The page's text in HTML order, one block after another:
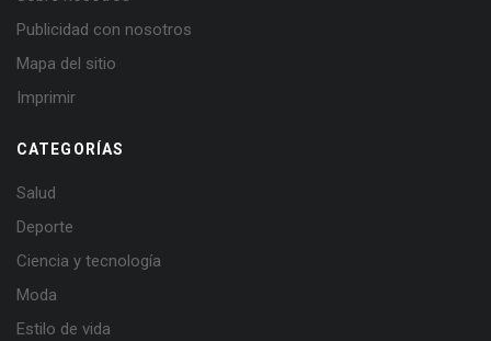
Publicidad con nosotros
Mapa del sitio
Imprimir
CATEGORÍAS
Salud
Deporte
Ciencia y tecnología
Moda
Estilo de vida